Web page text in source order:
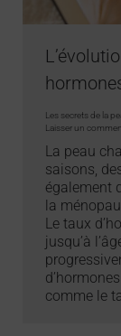
Les secrets de la
Laisser un
La peau
saisons,
également
la
Le taux
jusqu’à
comme le